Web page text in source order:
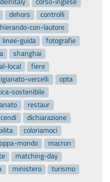
dehors
controlli
con-lautore
linee-guida
fotografie
shanghai
local
fiere
vercelli
opta
sostenibile
restaur
dichiarazione
coloriamoci
mondo
macron
matching-day
ministero
turismo